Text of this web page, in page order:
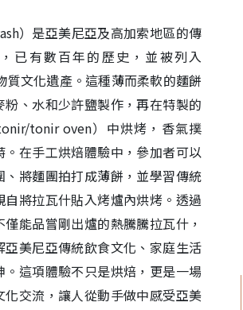
）是亞美尼亞及高加索地區的傳
已有數百年的歷史，並被列入
質文化遺產。這種薄而柔軟的麵餅
粉、水和少許鹽製作，再在特製的
tonir oven）中烘烤，香氣撲
。在手工烘焙體驗中，參加者可以
、將麵團拍打成薄餅，並學習傳統
自將拉瓦什貼入烤爐內烘烤。透過
能品嘗剛出爐的熱騰騰拉瓦什，
亞美尼亞傳統飲食文化、家庭生活
。這項體驗不只是烘焙，更是一場
化交流，讓人從動手做中感受亞美